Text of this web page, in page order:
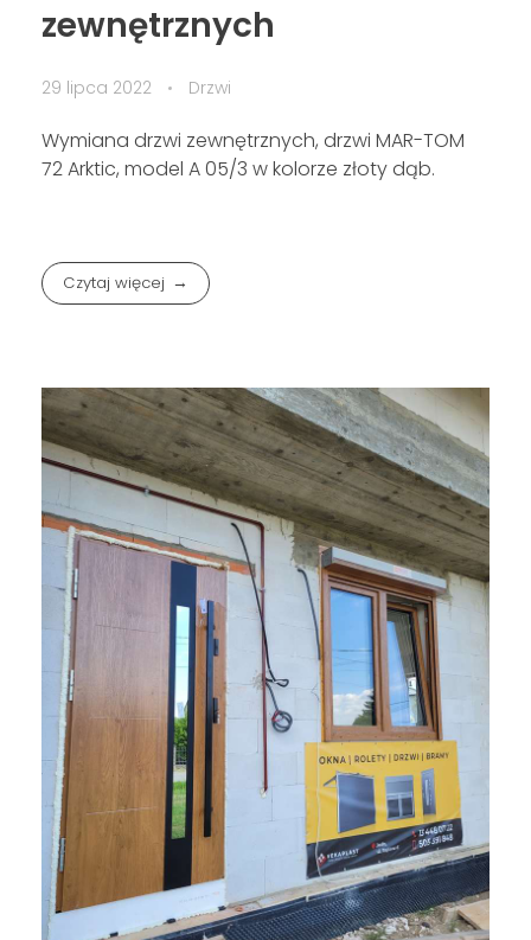
zewnętrznych
29 lipca 2022 Drzwi
Wymiana drzwi zewnętrznych, drzwi MAR-TOM
72 Arktic, model A 05/3 w kolorze złoty dąb.
Czytaj więcej